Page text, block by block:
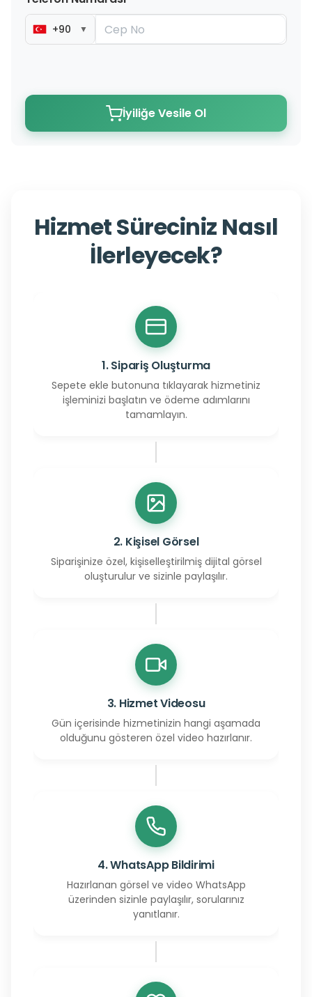
+90 ▼
İyiliğe Vesile Ol
Hizmet Süreciniz Nasıl
İlerleyecek?
1. Sipariş Oluşturma
Sepete ekle butonuna tıklayarak hizmetiniz
işleminizi başlatın ve ödeme adımlarını
tamamlayın.
2. Kişisel Görsel
Siparişinize özel, kişiselleştirilmiş dijital görsel
oluşturulur ve sizinle paylaşılır.
3. Hizmet Videosu
Gün içerisinde hizmetinizin hangi aşamada
olduğunu gösteren özel video hazırlanır.
4. WhatsApp Bildirimi
Hazırlanan görsel ve video WhatsApp
üzerinden sizinle paylaşılır, sorularınız
yanıtlanır.